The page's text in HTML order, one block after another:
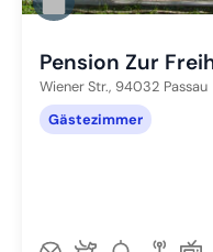
Pension Zur
Wiener Str., 94032 Passau
Gästezimmer